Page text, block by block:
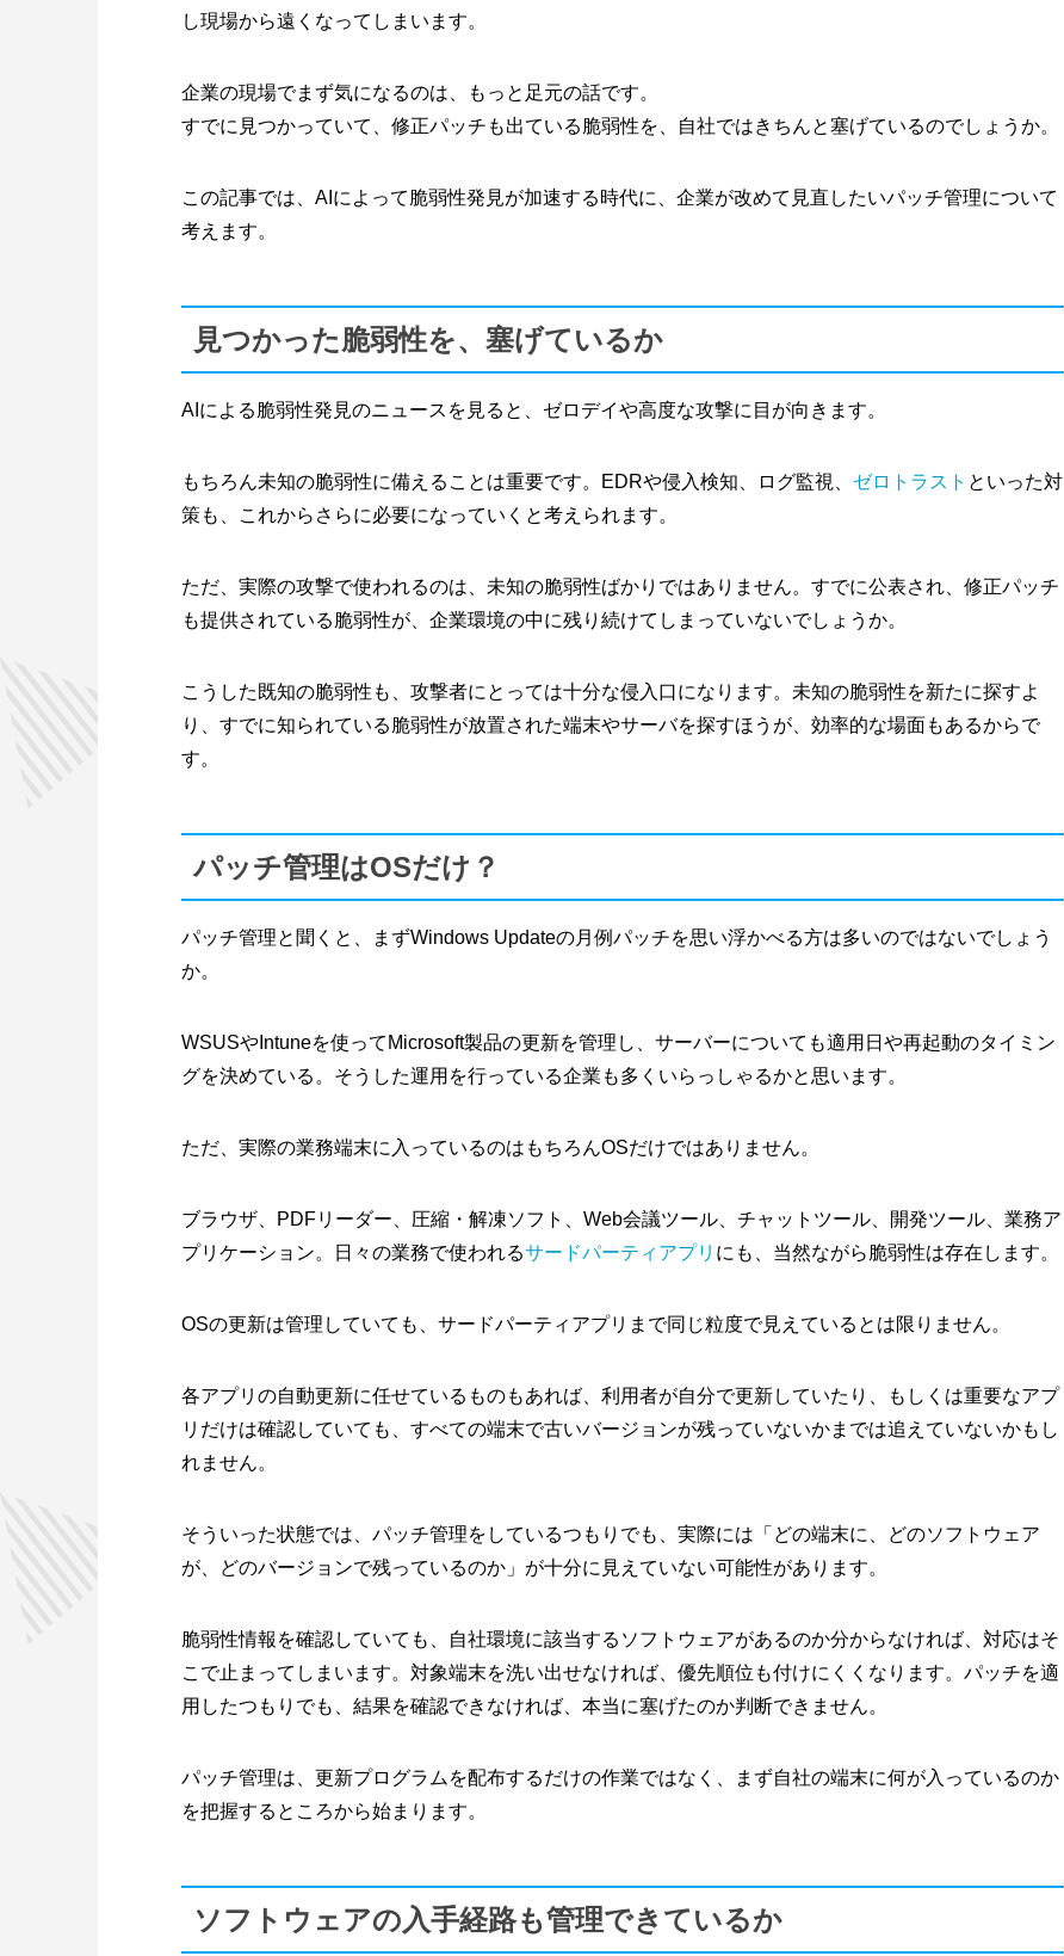
し現場から遠くなってしまいます。
企業の現場でまず気になるのは、もっと足元の話です。
すでに見つかっていて、修正パッチも出ている脆弱性を、自社ではきちんと塞げているのでしょうか。
この記事では、AIによって脆弱性発見が加速する時代に、企業が改めて見直したいパッチ管理について
考えます。
見つかった脆弱性を、塞げているか
AIによる脆弱性発見のニュースを見ると、ゼロデイや高度な攻撃に目が向きます。
もちろん未知の脆弱性に備えることは重要です。EDRや侵入検知、ログ監視、 ゼロトラスト といった対
策も、これからさらに必要になっていくと考えられます。
ただ、実際の攻撃で使われるのは、未知の脆弱性ばかりではありません。すでに公表され、修正パッチ
も提供されている脆弱性が、企業環境の中に残り続けてしまっていないでしょうか。
こうした既知の脆弱性も、攻撃者にとっては十分な侵入口になります。未知の脆弱性を新たに探すよ
り、すでに知られている脆弱性が放置された端末やサーバを探すほうが、効率的な場面もあるからで
す。
パッチ管理はOSだけ？
パッチ管理と聞くと、まずWindows Updateの月例パッチを思い浮かべる方は多いのではないでしょう
か。
WSUSやIntuneを使ってMicrosoft製品の更新を管理し、サーバーについても適用日や再起動のタイミン
グを決めている。そうした運用を行っている企業も多くいらっしゃるかと思います。
ただ、実際の業務端末に入っているのはもちろんOSだけではありません。
ブラウザ、PDFリーダー、圧縮・解凍ソフト、Web会議ツール、チャットツール、開発ツール、業務ア
プリケーション。日々の業務で使われるサードパーティアプリ にも、当然ながら脆弱性は存在します。
OSの更新は管理していても、サードパーティアプリまで同じ粒度で見えているとは限りません。
各アプリの自動更新に任せているものもあれば、利用者が自分で更新していたり、もしくは重要なアプ
リだけは確認していても、すべての端末で古いバージョンが残っていないかまでは追えていないかもし
れません。
そういった状態では、パッチ管理をしているつもりでも、実際には「どの端末に、どのソフトウェア
が、どのバージョンで残っているのか」が十分に見えていない可能性があります。
脆弱性情報を確認していても、自社環境に該当するソフトウェアがあるのか分からなければ、対応はそ
こで止まってしまいます。対象端末を洗い出せなければ、優先順位も付けにくくなります。パッチを適
用したつもりでも、結果を確認できなければ、本当に塞げたのか判断できません。
パッチ管理は、更新プログラムを配布するだけの作業ではなく、まず自社の端末に何が入っているのか
を把握するところから始まります。
ソフトウェアの入手経路も管理できているか